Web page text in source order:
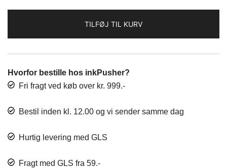
antal
TILFØJ TIL KURV
Hvorfor bestille hos inkPusher?
Fri fragt ved køb over kr. 999.-
Bestil inden kl. 12.00 og vi sender samme dag
Hurtig levering med GLS
Fragt med GLS fra 59.-